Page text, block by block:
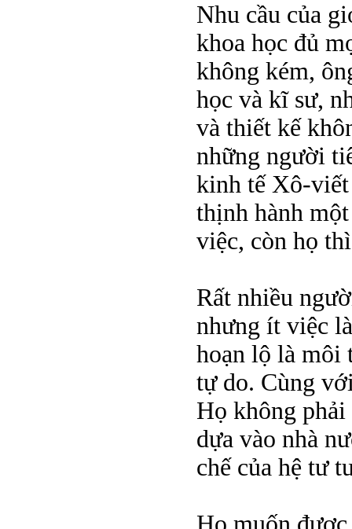
Nhu cầu của
khoa học đủ
không kém,
học và kĩ sư,
và thiết kế
những người
kinh tế Xô-
thịnh hành
việc, còn họ
Rất nhiều
nhưng ít việc
hoạn lộ là môi
tự do. Cùng
Họ không
dựa vào nhà
chế của hệ tư